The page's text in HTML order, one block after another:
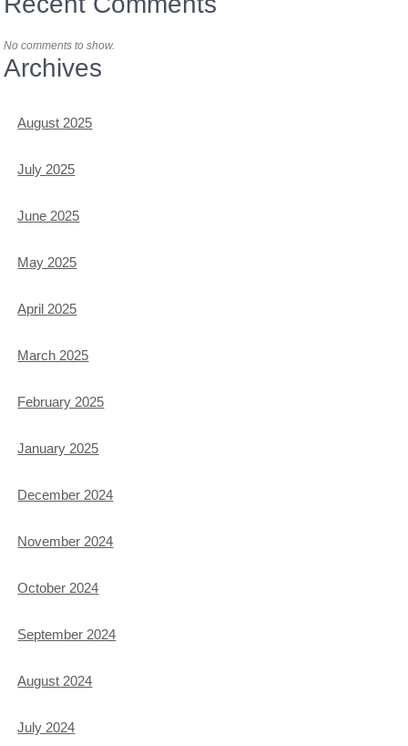
No comments to show.
Archives
August 2025
July 2025
June 2025
May 2025
April 2025
March 2025
February 2025
January 2025
December 2024
November 2024
October 2024
September 2024
August 2024
July 2024